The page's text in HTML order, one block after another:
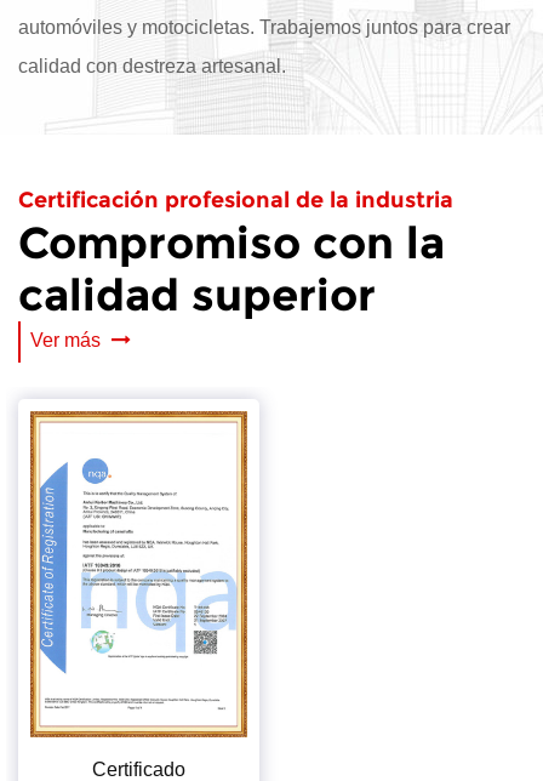
automóviles y motocicletas. Trabajemos juntos para crear
calidad con destreza artesanal.
Certificación profesional de la industria
Compromiso con la
calidad superior
Ver más
Certificado